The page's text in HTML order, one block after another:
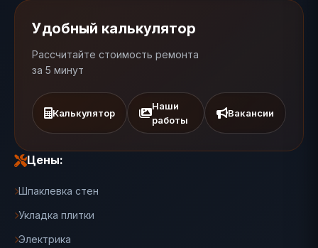
Удобный калькулятор
Рассчитайте стоимость ремонта
за 5 минут
Калькулятор
Наши
работы
Вакансии
Цены:
Шпаклевка стен
Укладка плитки
Электрика